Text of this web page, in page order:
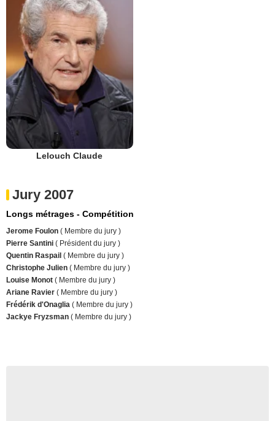
Lelouch Claude
Jury 2007
Longs métrages - Compétition
Jerome Foulon ( Membre du jury )
Pierre Santini ( Président du jury )
Quentin Raspail ( Membre du jury )
Christophe Julien ( Membre du jury )
Louise Monot ( Membre du jury )
Ariane Ravier ( Membre du jury )
Frédérik d'Onaglia ( Membre du jury )
Jackye Fryzsman ( Membre du jury )